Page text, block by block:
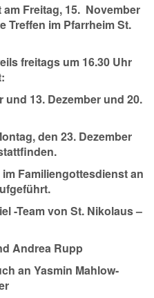
am Freitag, 15. November
Treffen im Pfarrheim St.
freitags um 16.30 Uhr
und 13. Dezember und 20.
den 23. Dezember
Familiengottesdienst an
-Team von St. Nikolaus –
Andrea Rupp
an Yasmin Mahlow-